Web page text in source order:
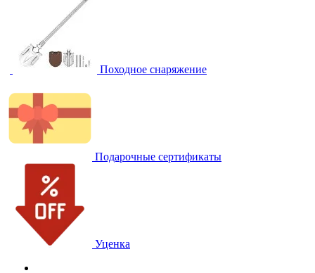
Походное снаряжение
Подарочные сертификаты
Уценка